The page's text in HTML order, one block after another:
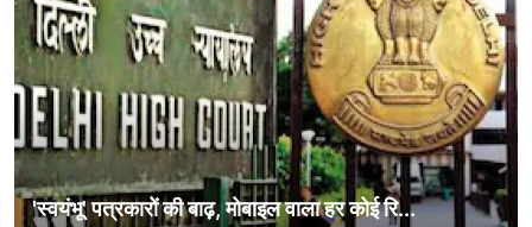
'स्वयंभू' पत्रकारों की बाढ़, मोबाइल वाला हर कोई रि...